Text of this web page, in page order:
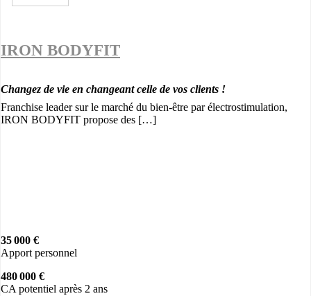
IRON BODYFIT
Changez de vie en changeant celle de vos clients !
Franchise leader sur le marché du bien-être par électrostimulation,
IRON BODYFIT propose des […]
35 000 €
Apport personnel
480 000 €
CA potentiel après 2 ans